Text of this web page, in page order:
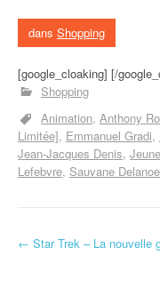
dans Shopping
[google_cloaking] [/
Shopping
Animation Anthony
Limitée] Emmanuel Gradi
Jean-Jacques Denis
Lefebvre Sauvane Delanoe
Navigation
← Star Trek – La nouvelle